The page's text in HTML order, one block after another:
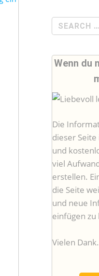
Search
for:
Wenn du
Die
dieser
und
viel
erstellen.
die Seite
und neue
einfügen zu
Vielen Dank.